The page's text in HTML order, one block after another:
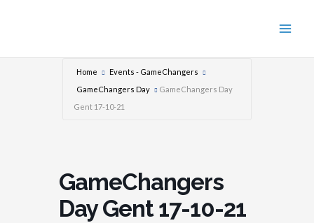
inhoud
Home
Events - GameChangers
GameChangers Day
GameChangers Day
Gent 17-10-21
GameChangers
Day Gent 17-10-21